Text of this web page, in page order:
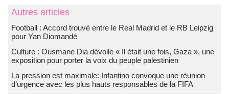
Autres articles
Football : Accord trouvé entre le Real Madrid et le RB Leipzig
pour Yan Diomandé
Culture : Ousmane Dia dévoile « Il était une fois, Gaza », une
exposition pour porter la voix du peuple palestinien
La pression est maximale: Infantino convoque une réunion
d’urgence avec les plus hauts responsables de la FIFA